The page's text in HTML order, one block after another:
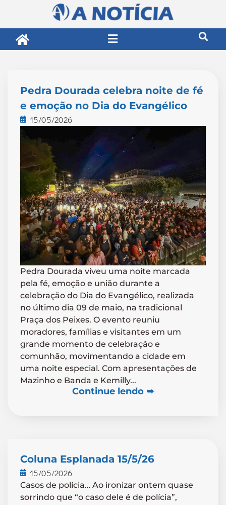
Pedra Dourada celebra noite de fé
e emoção no Dia do Evangélico
15/05/2026
Pedra Dourada viveu uma noite marcada
pela fé, emoção e união durante a
celebração do Dia do Evangélico, realizada
no último dia 09 de maio, na tradicional
Praça dos Peixes. O evento reuniu
moradores, famílias e visitantes em um
grande momento de celebração e
comunhão, movimentando a cidade em
uma noite especial. Com apresentações de
Mazinho e Banda e Kemilly...
Continue lendo ➥
Coluna Esplanada 15/5/26
15/05/2026
Casos de polícia… Ao ironizar ontem quase
sorrindo que “o caso dele é de polícia”,